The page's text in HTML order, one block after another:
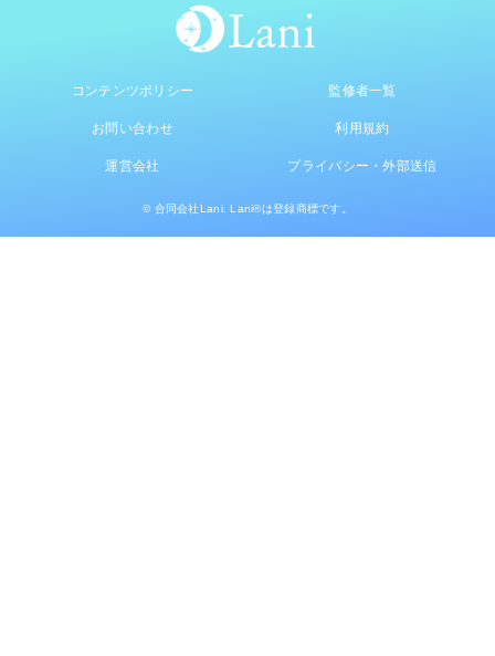
コンテンツポリシー 監修者一覧
お問い合わせ 利用規約
運営会社 プライバシー・外部送信
© 合同会社Lani. Lani®は登録商標です。